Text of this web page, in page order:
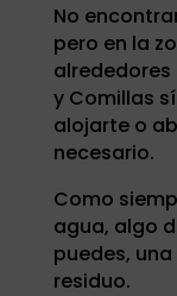
No
pero en la
alrededores
y Comillas
alojarte o
necesario.
Como
agua, algo
puedes,
residuo.